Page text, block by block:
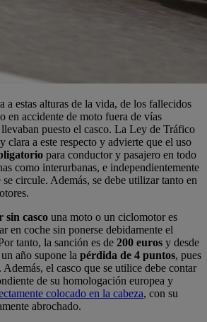
a estas alturas de la vida, de los fallecidos
en accidente de moto fuera de vías
puesto el casco. La Ley de Tráfico
clara a este respecto y advierte que el uso
para conductor y pasajero en todo
como interurbanas, e independientemente
circule. Además, se debe utilizar tanto en
sin casco una moto o un ciclomotor es
en coche sin ponerse debidamente el
tanto, la sanción es de 200 euros y desde
año supone la pérdida de 4 puntos, pues
Además, el casco que se utilice debe contar
de su homologación europea y
colocado en la cabeza, con su
abrochado.